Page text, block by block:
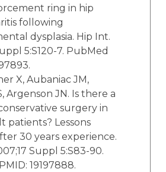
ring in hip
following
dysplasia. Hip Int.
5:S120-7. PubMed
Argenson JN. Is there a
surgery in
patients? Lessons
30 years experience.
Suppl 5:S83-90.
19197888.